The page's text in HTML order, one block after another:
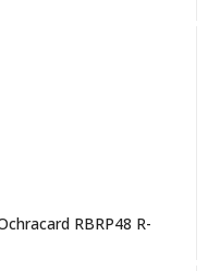
RBRP48 R-